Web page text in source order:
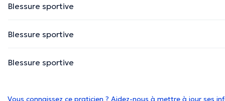
Blessure sportive
Blessure sportive
Blessure sportive
Vous connaissez ce praticien ? Aidez-nous à mettre à jour ses